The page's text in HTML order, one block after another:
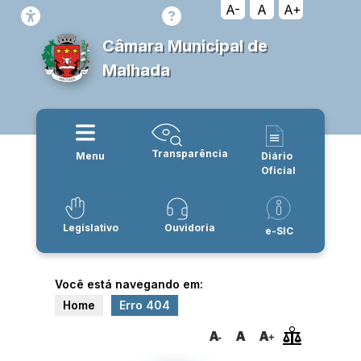
A- A A+
Câmara Municipal de
Malhada
Menu Transparência
Diário
Oficial
Legislativo Ouvidoria e-SIC
Você está navegando em:
Home
Erro 404